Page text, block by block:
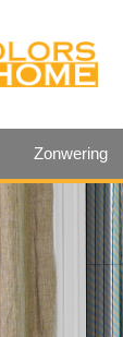
Zonwering